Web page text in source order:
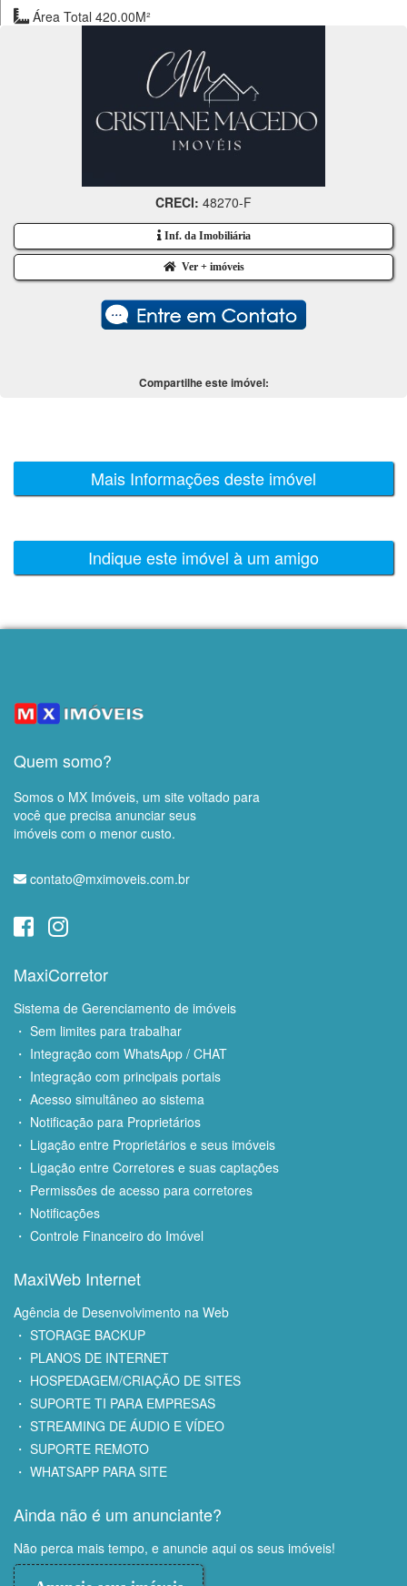
Área Total 420.00M²
CRECI: 48270-F
Inf. da Imobiliária
Ver + imóveis
Compartilhe este imóvel:
Mais Informações deste imóvel
Indique este imóvel à um amigo
Quem somo?
Somos o MX Imóveis, um site voltado para
você que precisa anunciar seus
imóveis com o menor custo.
contato@mximoveis.com.br
MaxiCorretor
Sistema de Gerenciamento de imóveis
・ Sem limites para trabalhar
・ Integração com WhatsApp / CHAT
・ Integração com principais portais
・ Acesso simultâneo ao sistema
・ Notificação para Proprietários
・ Ligação entre Proprietários e seus imóveis
・ Ligação entre Corretores e suas captações
・ Permissões de acesso para corretores
・ Notificações
・ Controle Financeiro do Imóvel
MaxiWeb Internet
Agência de Desenvolvimento na Web
・ STORAGE BACKUP
・ PLANOS DE INTERNET
・ HOSPEDAGEM/CRIAÇÃO DE SITES
・ SUPORTE TI PARA EMPRESAS
・ STREAMING DE ÁUDIO E VÍDEO
・ SUPORTE REMOTO
・ WHATSAPP PARA SITE
Ainda não é um anunciante?
Não perca mais tempo, e anuncie aqui os seus imóveis!